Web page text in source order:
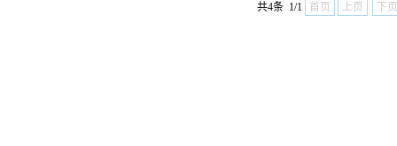
共4条 1/1 首页 上页 下页